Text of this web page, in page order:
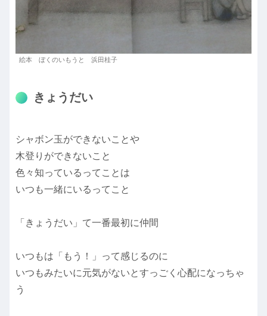
絵本 ぼくのいもうと 浜田桂子
きょうだい
シャボン玉ができないことや
木登りができないこと
色々知っているってことは
いつも一緒にいるってこと
「きょうだい」て一番最初に仲間
いつもは「もう！」って感じるのに
いつもみたいに元気がないとすっごく心配になっちゃ
う